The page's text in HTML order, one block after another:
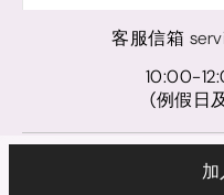
客服信箱
10:00-
(例假日
© D+AF. 2024 晨希時尚